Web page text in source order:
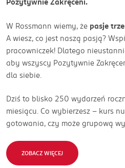
Pozytywnie Zakręceni.
W Rossmann wiemy, że pasje
A wiesz, co jest naszą pasją?
pracowniczek! Dlatego
aby wszyscy Pozytywnie
dla siebie.
Dziś to blisko 250 wydarzeń
miesiącu. Co wybierzesz – kurs
gotowania, czy może grupową
ZOBACZ WIĘCEJ